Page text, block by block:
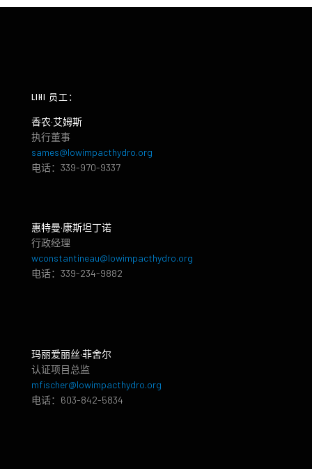
LIHI 员工：
香农·艾姆斯
执行董事
sames@lowimpacthydro.org
电话：339-970-9337
惠特曼·康斯坦丁诺
行政经理
wconstantineau@lowimpacthydro.org
电话：339-234-9882
玛丽爱丽丝·菲舍尔
认证项目总监
mfischer@lowimpacthydro.org
电话：603-842-5834